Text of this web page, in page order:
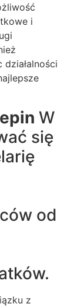
i
W
się
od
z